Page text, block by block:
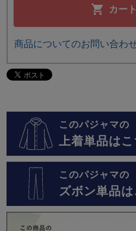
カー
商品についてのお問い合わ
このパジャマの
上着単品は
このパジャマの
ズボン単品は